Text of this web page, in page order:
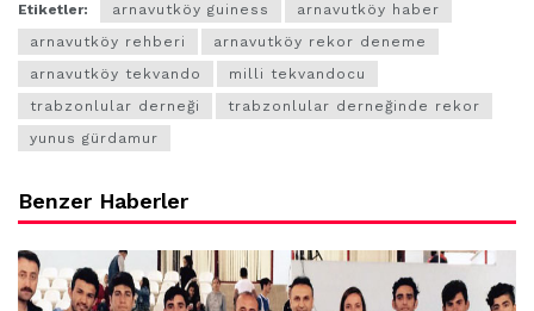
Etiketler: arnavutköy guiness
arnavutköy haber
arnavutköy rehberi
arnavutköy rekor deneme
arnavutköy tekvando
milli tekvandocu
trabzonlular derneği
trabzonlular derneğinde rekor
yunus gürdamur
Benzer Haberler